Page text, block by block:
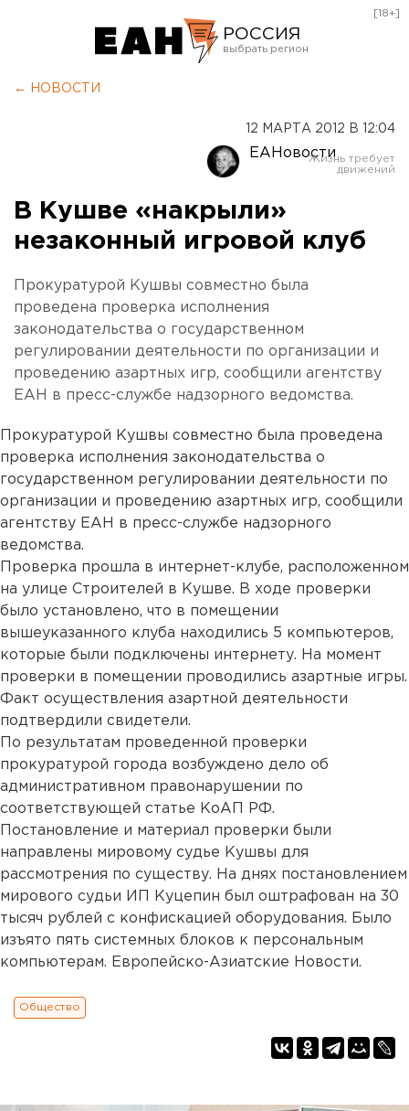
РОССИЯ
Оренбург
[18+]
← НОВОСТИ
12 МАРТА 2012 В 12:04
ЕАНовости
В Кушве «накрыли»
незаконный игровой клуб
Прокуратурой Кушвы совместно была
проведена проверка исполнения
законодательства о государственном
регулировании деятельности по организации и
проведению азартных игр, сообщили агентству
ЕАН в пресс-службе надзорного ведомства.
Прокуратурой Кушвы совместно была проведена
проверка исполнения законодательства о
государственном регулировании деятельности по
организации и проведению азартных игр, сообщили
агентству ЕАН в пресс-службе надзорного
ведомства.
Проверка прошла в интернет-клубе, расположенном
на улице Строителей в Кушве. В ходе проверки
было установлено, что в помещении
вышеуказанного клуба находились 5 компьютеров,
которые были подключены интернету. На момент
проверки в помещении проводились азартные игры.
Факт осуществления азартной деятельности
подтвердили свидетели.
По результатам проведенной проверки
прокуратурой города возбуждено дело об
административном правонарушении по
соответствующей статье КоАП РФ.
Постановление и материал проверки были
направлены мировому судье Кушвы для
рассмотрения по существу. На днях постановлением
мирового судьи ИП Куцепин был оштрафован на 30
тысяч рублей с конфискацией оборудования. Было
изъято пять системных блоков к персональным
компьютерам. Европейско-Азиатские Новости.
Общество